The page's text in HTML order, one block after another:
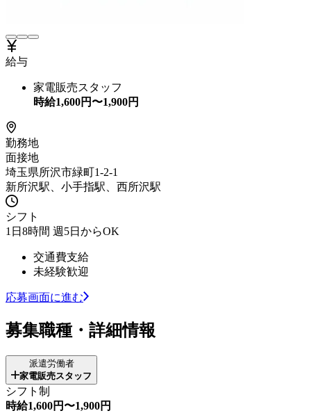
給与
家電販売スタッフ
時給1,600円〜1,900円
勤務地
面接地
埼玉県所沢市緑町1-2-1
新所沢駅、小手指駅、西所沢駅
シフト
1日8時間 週5日からOK
交通費支給
未経験歓迎
応募画面に進む
募集職種・詳細情報
派遣労働者
家電販売スタッフ
シフト制
時給1,600円〜1,900円